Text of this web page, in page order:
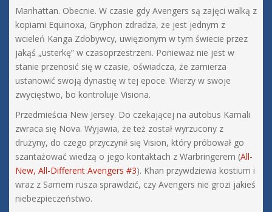
Manhattan. Obecnie. W czasie gdy Avengers są zajęci walką z
kopiami Equinoxa, Gryphon zdradza, że jest jednym z
wcieleń Kanga Zdobywcy, uwięzionym w tym świecie przez
jakąś „usterkę” w czasoprzestrzeni. Ponieważ nie jest w
stanie przenosić się w czasie, oświadcza, że zamierza
ustanowić swoją dynastię w tej epoce. Wierzy w swoje
zwycięstwo, bo kontroluje Visiona.
Przedmieścia New Jersey. Do czekającej na autobus Kamali
zwraca się Nova. Wyjawia, że też został wyrzucony z
drużyny, do czego przyczynił się Vision, który próbował go
szantażować wiedzą o jego kontaktach z Warbringerem (All-
New, All-Different Avengers #3). Khan przywdziewa kostium i
wraz z Samem rusza sprawdzić, czy Avengers nie grozi jakieś
niebezpieczeństwo.